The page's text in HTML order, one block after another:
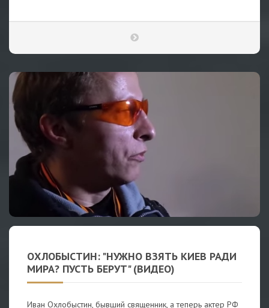
ОХЛОБЫСТИН: "НУЖНО ВЗЯТЬ КИЕВ РАДИ
МИРА? ПУСТЬ БЕРУТ" (ВИДЕО)
Иван Охлобыстин, бывший священник, а теперь актер РФ